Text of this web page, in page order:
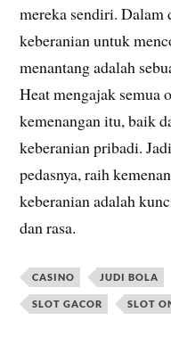
mereka sendiri. Dalam
keberanian untuk
menantang adalah
Heat mengajak semua
kemenangan itu, baik
keberanian pribadi.
pedasnya, raih
keberanian adalah
dan rasa.
CASINO JUDI BOLA
SLOT GACOR SLOT